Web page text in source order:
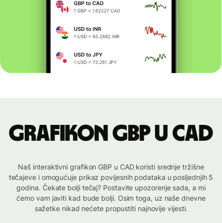
Grafikon GBP u CAD
Naš interaktivni grafikon GBP u CAD koristi srednje tržišne
tečajeve i omogućuje prikaz povijesnih podataka u posljednjih 5
godina. Čekate bolji tečaj? Postavite upozorenje sada, a mi
ćemo vam javiti kad bude bolji. Osim toga, uz naše dnevne
sažetke nikad nećete propustiti najnovije vijesti.